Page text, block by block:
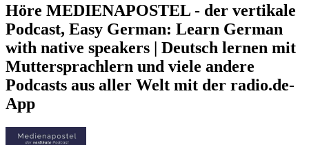
Höre MEDIENAPOSTEL - der vertikale
Podcast, Easy German: Learn German
with native speakers | Deutsch lernen mit
Muttersprachlern und viele andere
Podcasts aus aller Welt mit der radio.de-
App